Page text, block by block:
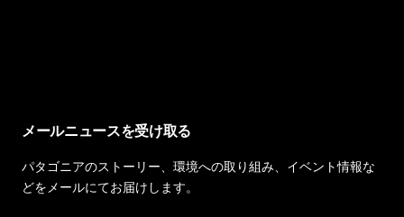
メールニュースを受け取る
パタゴニアのストーリー、環境への取り組み、イベント情報な
どをメールにてお届けします。